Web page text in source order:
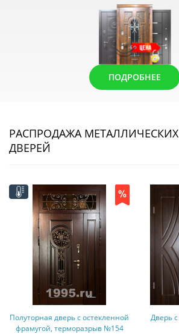
ПОДРОБНЕЕ
РАСПРОДАЖА МЕТАЛЛИЧЕСКИХ
ДВЕРЕЙ
№154
Дверь с МДФ и массивом дерева
№22